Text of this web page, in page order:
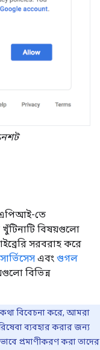
এপিআই-তে
খুঁটিনাটি বিষয়গুলো
সরবরাহ করে
এবং গুগল
বিভিন্ন
কথা বিবেচনা করে, আমরা
ব্যবহার করার জন্য
প্রমাণীকরণ করা তাদের